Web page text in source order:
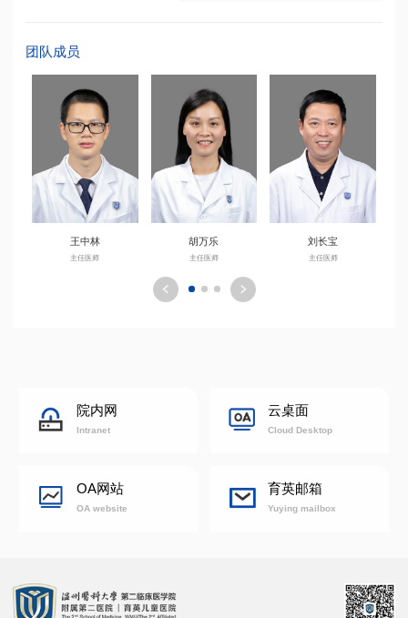
团队成员
王中林
主任医师
胡万乐
主任医师
刘长宝
主任医师
院内网
Intranet
云桌面
Cloud Desktop
OA网站
OA website
育英邮箱
Yuying mailbox